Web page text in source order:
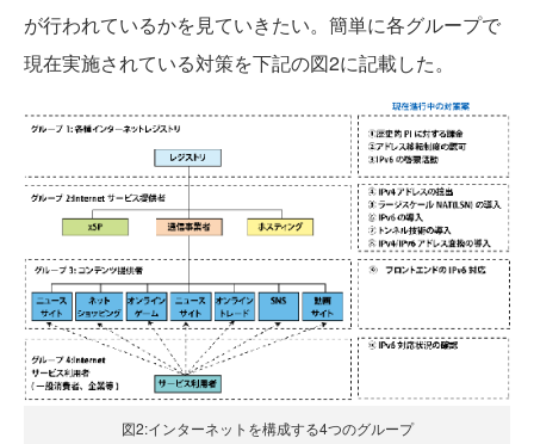
が行われているかを見ていきたい。簡単に各グループで
現在実施されている対策を下記の図2に記載した。
図2:インターネットを構成する4つのグループ